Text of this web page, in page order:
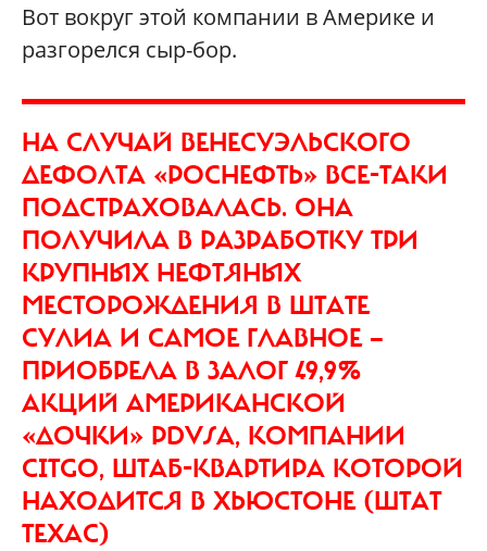
Вот вокруг этой компании в Америке и
разгорелся сыр-бор.
НА СЛУЧАЙ ВЕНЕСУЭЛЬСКОГО
ДЕФОЛТА «РОСНЕФТЬ» ВСЕ-ТАКИ
ПОДСТРАХОВАЛАСЬ. ОНА
ПОЛУЧИЛА В РАЗРАБОТКУ ТРИ
КРУПНЫХ НЕФТЯНЫХ
МЕСТОРОЖДЕНИЯ В ШТАТЕ
СУЛИА И САМОЕ ГЛАВНОЕ —
ПРИОБРЕЛА В ЗАЛОГ 49,9%
АКЦИЙ АМЕРИКАНСКОЙ
«ДОЧКИ» PDVSA, КОМПАНИИ
CITGO, ШТАБ-КВАРТИРА КОТОРОЙ
НАХОДИТСЯ В ХЬЮСТОНЕ (ШТАТ
ТЕХАС)